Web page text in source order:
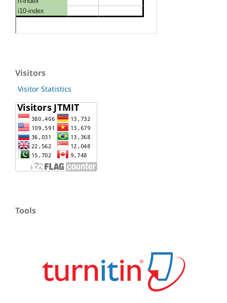
Visitors
Visitor Statistics
Tools